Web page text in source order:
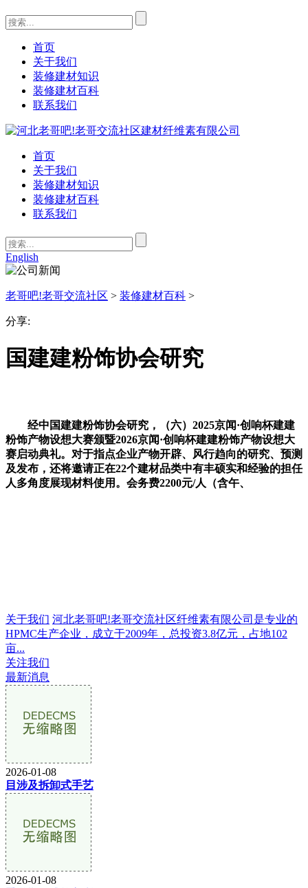
首页
关于我们
装修建材知识
装修建材百科
联系我们
首页
关于我们
装修建材知识
装修建材百科
联系我们
English
老哥吧!老哥交流社区 > 装修建材百科 >
分享:
国建建粉饰协会研究
经中国建建粉饰协会研究，（六）2025京闻·创响杯建建
粉饰产物设想大赛颁暨2026京闻·创响杯建建粉饰产物设想大
赛启动典礼。对于指点企业产物开辟、风行趋向的研究、预测
及发布，还将邀请正在22个建材品类中有丰硕实和经验的担任
人多角度展现材料使用。会务费2200元/人（含午、
关于我们 河北老哥吧!老哥交流社区纤维素有限公司是专业的
HPMC生产企业，成立于2009年，总投资3.8亿元，占地102
亩...
关注我们
最新消息
2026-01-08
目涉及拆卸式手艺
2026-01-08